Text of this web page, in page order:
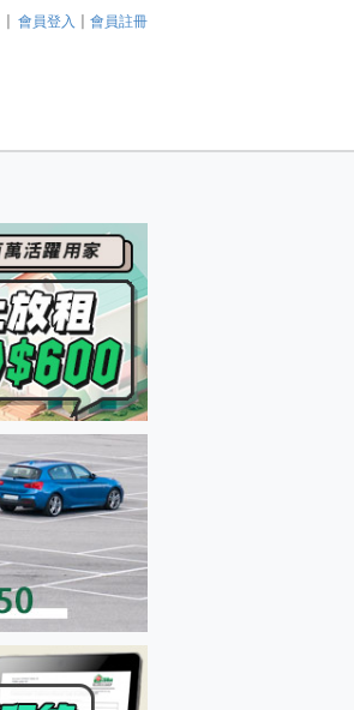
| 會員登入 | 會員註冊